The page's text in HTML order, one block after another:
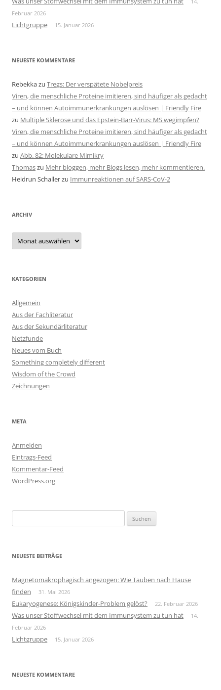
Februar 2026
Lichtgruppe 15. Januar 2026
NEUESTE KOMMENTARE
Rebekkazu Tregs: Der verspätete Nobelpreis
Viren, die menschliche Proteine imitieren, sind häufiger als gedacht
– und können Autoimmunerkrankungen auslösen | Friendly Fire
zu Multiple Sklerose und das Epstein-Barr-Virus: MS wegimpfen?
Viren, die menschliche Proteine imitieren, sind häufiger als gedacht
– und können Autoimmunerkrankungen auslösen | Friendly Fire
zu Abb. 82: Molekulare Mimikry
Thomaszu Mehr bloggen, mehr Blogs lesen, mehr kommentieren.
Heidrun Schallerzu Immunreaktionen auf SARS-CoV-2
ARCHIV
Archiv
KATEGORIEN
Allgemein
Aus der Fachliteratur
Aus der Sekundärliteratur
Netzfunde
Neues vom Buch
Something completely different
Wisdom of the Crowd
Zeichnungen
META
Anmelden
Eintrags-Feed
Kommentar-Feed
WordPress.org
nach:
NEUESTE BEITRÄGE
Magnetomakrophagisch angezogen: Wie Tauben nach Hause
finden
31. Mai 2026
Eukaryogenese: Königskinder-Problem gelöst? 22. Februar 2026
Was unser Stoffwechsel mit dem Immunsystem zu tun hat
14.
Februar 2026
Lichtgruppe 15. Januar 2026
NEUESTE KOMMENTARE